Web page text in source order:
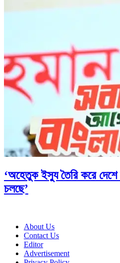
‘অহেতুক ইস্যু তৈরি করে দেশে
চলছে’
About Us
Contact Us
Editor
Advertisement